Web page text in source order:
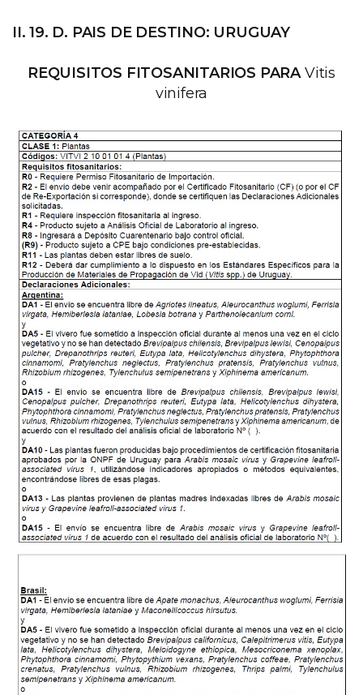
II. 19. D. PAIS DE DESTINO: URUGUAY
REQUISITOS FITOSANITARIOS PARA Vitis
vinifera